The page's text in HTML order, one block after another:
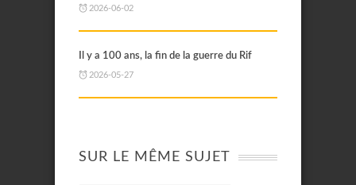
2026-06-02
Il y a 100 ans, la fin de la guerre du Rif
2026-05-27
SUR LE MÊME SUJET